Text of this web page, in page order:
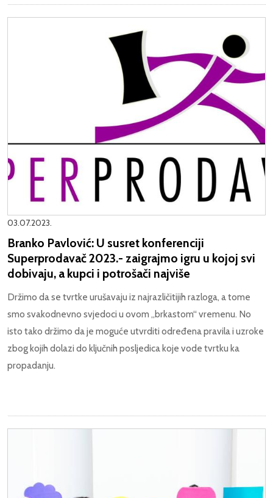
03.07.2023.
Branko Pavlović: U susret konferenciji
Superprodavač 2023.- zaigrajmo igru u kojoj svi
dobivaju, a kupci i potrošači najviše
Držimo da se tvrtke urušavaju iz najrazličitijih razloga, a tome
smo svakodnevno svjedoci u ovom „brkastom“ vremenu. No
isto tako držimo da je moguće utvrditi određena pravila i uzroke
zbog kojih dolazi do ključnih posljedica koje vode tvrtku ka
propadanju.